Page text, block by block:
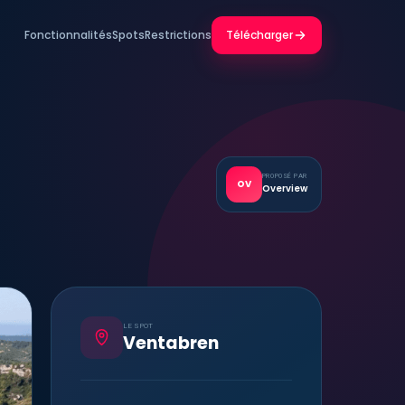
FonctionnalitésSpotsRestrictions Télécharger
OV
PROPOSÉ PAR
Overview
LE SPOT
Ventabren